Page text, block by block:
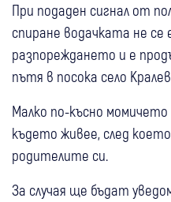
При подаден сигнал от
спиране водачката не се
разпореждането и е
пътя в посока село
Малко по-късно
където живее, след
родителите си.
За случая ще бъдат